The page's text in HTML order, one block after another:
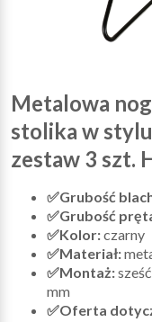
Metalowa
stolika w
zestaw 3 szt.
✅Grubość
✅Grubość
✅Kolor:czarny
✅Materiał:
✅Montaż:
mm
✅Oferta